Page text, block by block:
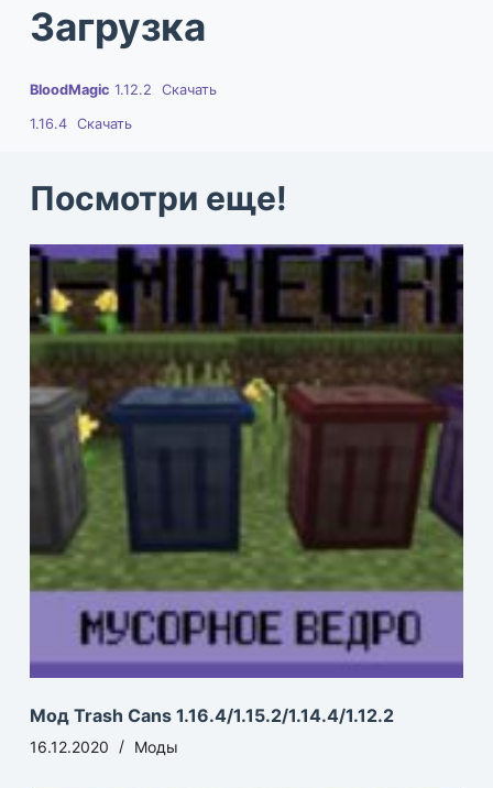
Загрузка
BloodMagic 1.12.2 Скачать
1.16.4 Скачать
Посмотри еще!
Мод Trash Cans 1.16.4/1.15.2/1.14.4/1.12.2
16.12.2020 Моды